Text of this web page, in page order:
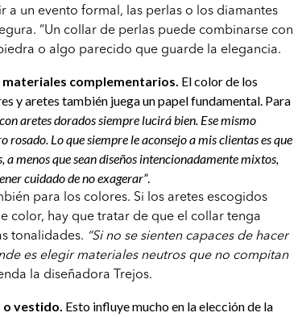
a un evento formal, las perlas o los diamantes
“Un collar de perlas puede combinarse con
o algo parecido que guarde la elegancia.
materiales complementarios. El color de los
y aretes también juega un papel fundamental. Para
aretes dorados siempre lucirá bien. Ese mismo
Lo que siempre le aconsejo a mis clientas es que
menos que sean diseños intencionadamente mixtos,
cuidado de no exagerar”.
para los colores. Si los aretes escogidos
color, hay que tratar de que el collar tenga
tonalidades. “Si no se sienten capaces de hacer
es elegir materiales neutros que no compitan
la diseñadora Trejos.
o vestido. Esto influye mucho en la elección de la